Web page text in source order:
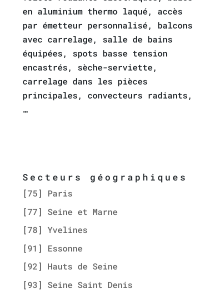
en aluminium thermo laqué, accès
par émetteur personnalisé, balcons
avec carrelage, salle de bains
équipées, spots basse tension
encastrés, sèche-serviette,
carrelage dans les pièces
principales, convecteurs radiants,
…
Secteurs géographiques
[75] Paris
[77] Seine et Marne
[78] Yvelines
[91] Essonne
[92] Hauts de Seine
[93] Seine Saint Denis